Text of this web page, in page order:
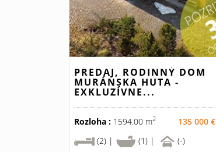
PREDAJ, RODINNÝ DOM
MURÁNSKA HUTA -
EXKLUZÍVNE...
Rozloha : 1594.00 m2
135 000 €
(2) |
(1) | (-)